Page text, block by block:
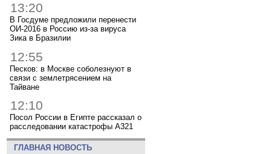
13:20
В Госдуме предложили перенести
ОИ-2016 в Россию из-за вируса
Зика в Бразилии
12:55
Песков: в Москве соболезнуют в
связи с землетрясением на
Тайване
12:10
Посол России в Египте рассказал о
расследовании катастрофы A321
ГЛАВНАЯ НОВОСТЬ